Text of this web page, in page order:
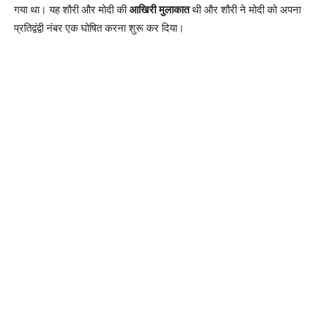
गया था। यह शौरी और मोदी कीआखिरी मुलाकातथी और शौरी ने मोदी को अपना
प्रतिद्वंद्वी नंबर एक घोषित करना शुरू कर दिया।